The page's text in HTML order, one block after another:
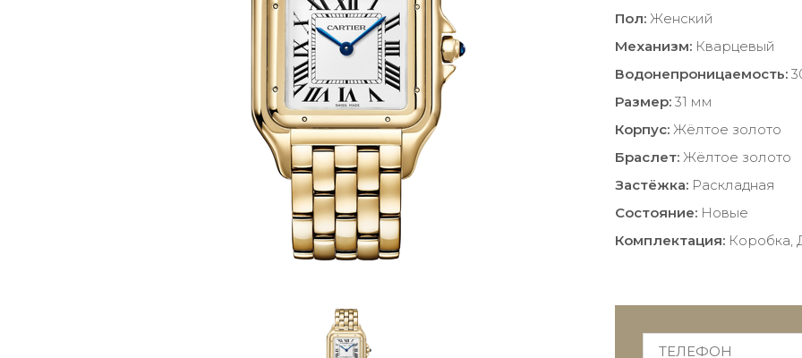
Пол: Женский
Механизм: Кварцевый
Водонепроницаемость:
Размер: 31 мм
Корпус: Жёлтое золото
Браслет: Жёлтое золото
Застёжка: Раскладная
Состояние: Новые
Комплектация: Коробка,